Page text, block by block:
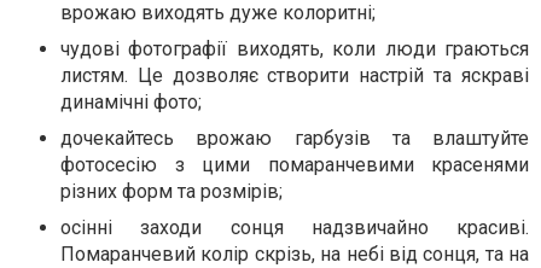
врожаю виходять дуже колоритні;
чудові фотографії виходять, коли люди граються
листям. Це дозволяє створити настрій та яскраві
динамічні фото;
дочекайтесь врожаю гарбузів та влаштуйте
фотосесію з цими помаранчевими красенями
різних форм та розмірів;
осінні заходи сонця надзвичайно красиві.
Помаранчевий колір скрізь, на небі від сонця, та на